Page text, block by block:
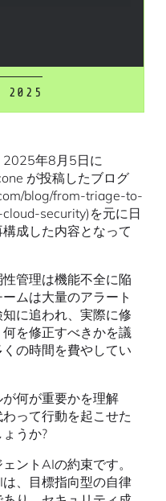
2025
2025年8月5日に
が投稿したブログ
blog/from-triage-to-
security)を元に日
成した内容となって
管理は機能不全に陥
ムは大量のアラート
に追われ、実際に修
を修正すべきかを議
の時間を費やしてい
何が重要かを理解
って行動を起こせた
うか?
ントAIの約束です。
、目標指向型の自律